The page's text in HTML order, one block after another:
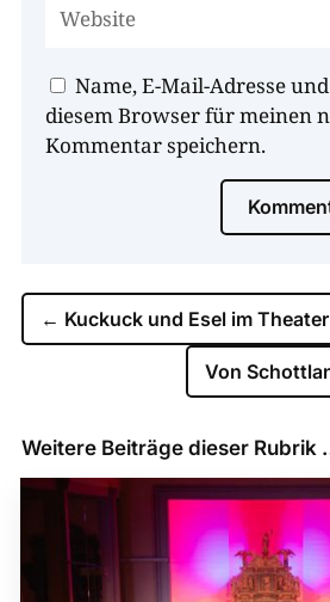
Name, E-Mail-Adresse
diesem Browser für meinen
Kommentar speichern.
← Kuckuck und Esel im Theater
Von
Weitere Beiträge dieser Rubrik